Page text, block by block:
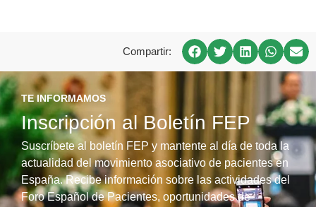
Compartir:
TE INFORMAMOS
Inscripción al Boletín FEP
Suscríbete al boletín FEP y mantente al día de toda la
actualidad del movimiento asociativo de pacientes en
España. Recibe información sobre las actividades del
Foro Español de Pacientes, oportunidades de